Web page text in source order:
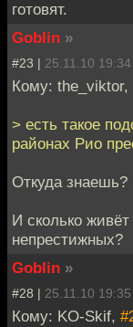
готовят.
Goblin »
#23 | 25.11.10 19:34
Кому: the_viktor,
> есть такое
районах Рио
Откуда знаешь?
И сколько
непрестижных?
Goblin »
#28 | 25.11.10 19:35
Кому: KO-Skif,